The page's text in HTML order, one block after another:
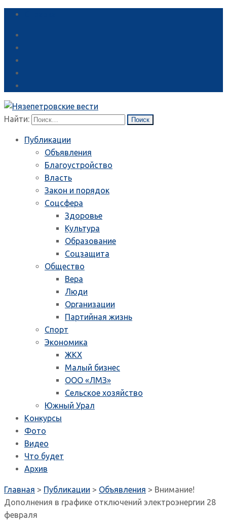
Найти:
Публикации
Объявления
Благоустройство
Власть
Закон и порядок
Соцсфера
Здоровье
Культура
Образование
Соцзащита
Общество
Вера
Люди
Организации
Партийная жизнь
Спорт
Экономика
ЖКХ
Малый бизнес
ООО «ЛМЗ»
Сельское хозяйство
Южный Урал
Конкурсы
Фото
Видео
Что будет
Архив
Главная > Публикации > Объявления > Внимание!
Дополнения в графике отключений электроэнергии 28
февраля